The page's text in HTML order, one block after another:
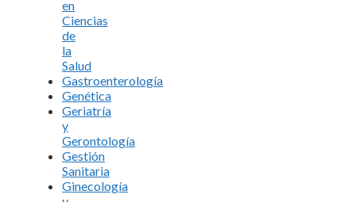
en
Ciencias
de
la
Salud
Gastroenterología
Genética
Geriatría
y
Gerontología
Gestión
Sanitaria
Ginecología